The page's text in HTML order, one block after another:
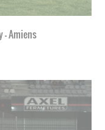
- Amiens